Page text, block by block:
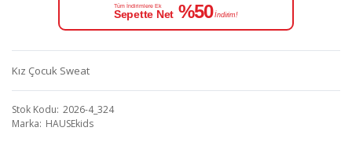
Tüm İndirimlere Ek
Sepette Net %50 İndirim!
Kız Çocuk Sweat
Stok Kodu 2026-4_324
Marka HAUSEkids